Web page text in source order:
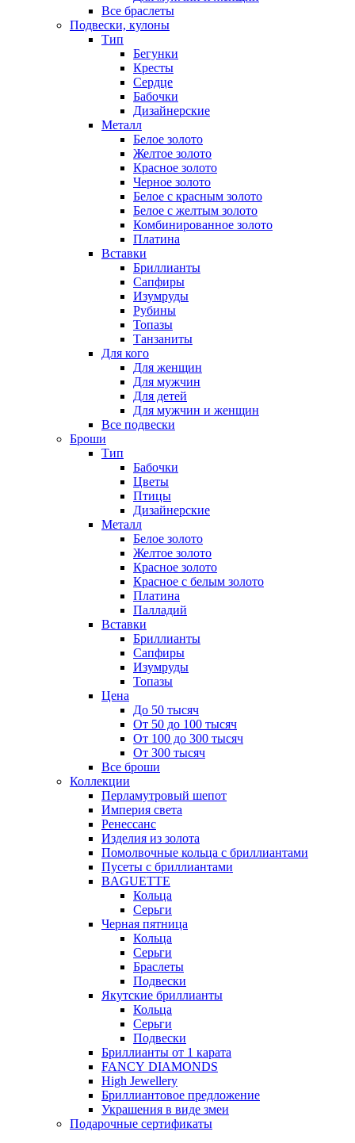
Все браслеты
Подвески, кулоны
Тип
Бегунки
Кресты
Сердце
Бабочки
Дизайнерские
Металл
Белое золото
Желтое золото
Красное золото
Черное золото
Белое с красным золото
Белое с желтым золото
Комбинированное золото
Платина
Вставки
Бриллианты
Сапфиры
Изумруды
Рубины
Топазы
Танзаниты
Для кого
Для женщин
Для мужчин
Для детей
Для мужчин и женщин
Все подвески
Броши
Тип
Бабочки
Цветы
Птицы
Дизайнерские
Металл
Белое золото
Желтое золото
Красное золото
Красное с белым золото
Платина
Палладий
Вставки
Бриллианты
Сапфиры
Изумруды
Топазы
Цена
До 50 тысяч
От 50 до 100 тысяч
От 100 до 300 тысяч
От 300 тысяч
Все броши
Коллекции
Перламутровый шепот
Империя света
Ренессанс
Изделия из золота
Помолвочные кольца с бриллиантами
Пусеты с бриллиантами
BAGUETTE
Кольца
Серьги
Черная пятница
Кольца
Серьги
Браслеты
Подвески
Якутские бриллианты
Кольца
Серьги
Подвески
Бриллианты от 1 карата
FANCY DIAMONDS
High Jewellery
Бриллиантовое предложение
Украшения в виде змеи
Подарочные сертификаты